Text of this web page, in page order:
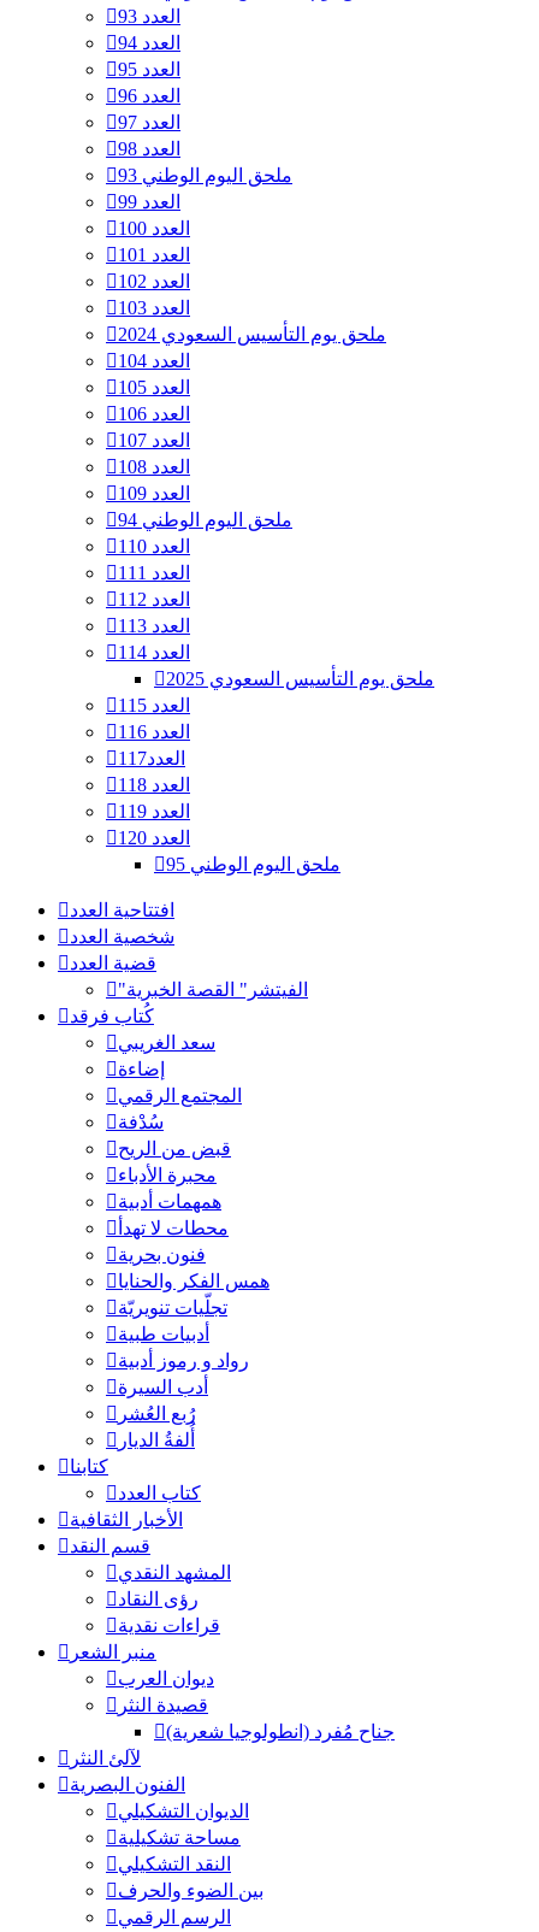
العدد 93
العدد 94
العدد 95
العدد 96
العدد 97
العدد 98
ملحق اليوم الوطني 93
العدد 99
العدد 100
العدد 101
العدد 102
العدد 103
ملحق يوم التأسيس السعودي 2024
العدد 104
العدد 105
العدد 106
العدد 107
العدد 108
العدد 109
ملحق اليوم الوطني 94
العدد 110
العدد 111
العدد 112
العدد 113
العدد 114
ملحق يوم التأسيس السعودي 2025
العدد 115
العدد 116
العدد117
العدد 118
العدد 119
العدد 120
ملحق اليوم الوطني 95
افتتاحية العدد
شخصية العدد
قضية العدد
"الفيتشر" القصة الخبرية
كُتاب فرقد
سعد الغريبي
إضاءة
المجتمع الرقمي
سُدْفة
قبض من الريح
محبرة الأدباء
همهمات أدبية
محطات لا تهدأ
فنون بحرية
همس الفكر والحنايا
تجلّيات تنويريّة
أدبيات طبية
رواد و رموز أدبية
أدب السيرة
رُبع العُشر
أُلفةُ الديار
كتابنا
كتاب العدد
الأخبار الثقافية
قسم النقد
المشهد النقدي
رؤى النقاد
قراءات نقدية
منبر الشعر
ديوان العرب
قصيدة النثر
جناح مُفرد (انطولوجيا شعرية)
لآلئ النثر
الفنون البصرية
الديوان التشكيلي
مساحة تشكيلية
النقد التشكيلي
بين الضوء والحرف
الرسم الرقمي